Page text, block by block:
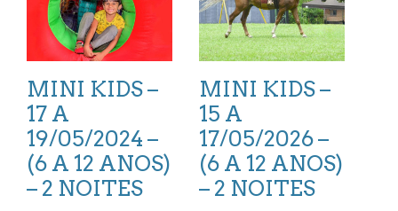
MINI KIDS –
17 A
19/05/2024 –
(6 A 12 ANOS)
– 2 NOITES
MINI KIDS –
15 A
17/05/2026 –
(6 A 12 ANOS)
– 2 NOITES